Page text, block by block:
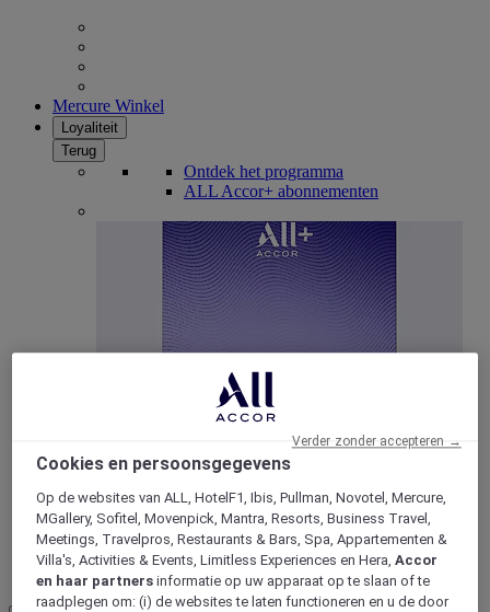
Mercure Winkel
Loyaliteit
Terug
Ontdek het programma
ALL Accor+ abonnementen
15% korting het hele jaar
+30 merken
WORD NU LID
Meer
Cookies en persoonsgegevens
Op de websites van ALL, HotelF1, Ibis, Pullman, Novotel, Mercure,
MGallery, Sofitel, Movenpick, Mantra, Resorts, Business Travel,
Meetings, Travelpros, Restaurants & Bars, Spa, Appartementen &
Villa's, Activities & Events, Limitless Experiences en Hera,Accor
en haar partners informatie op uw apparaat op te slaan of te
raadplegen om: (i) de websites te laten functioneren en u de door
Verder zonder accepteren →